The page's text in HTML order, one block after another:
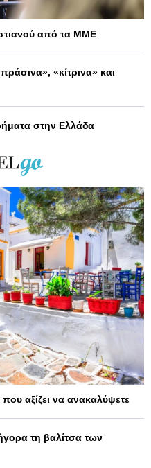
από τα ΜΜΕ
«κίτρινα» και
στην Ελλάδα
αξίζει να ανακαλύψετε
τη βαλίτσα των